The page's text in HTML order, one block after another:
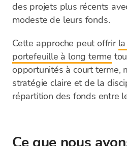
des projets plus récents
modeste de leurs fonds.
Cette approche peut offrir
portefeuille à long terme
opportunités à court terme,
stratégie claire et de la
répartition des fonds entre